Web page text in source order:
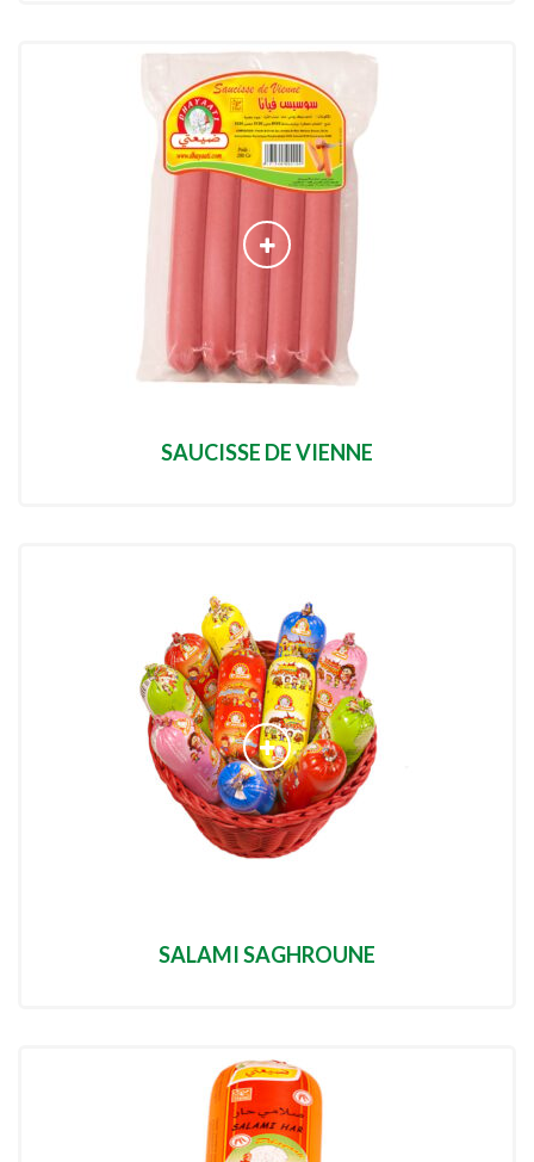
SAUCISSE DE VIENNE
SALAMI SAGHROUNE